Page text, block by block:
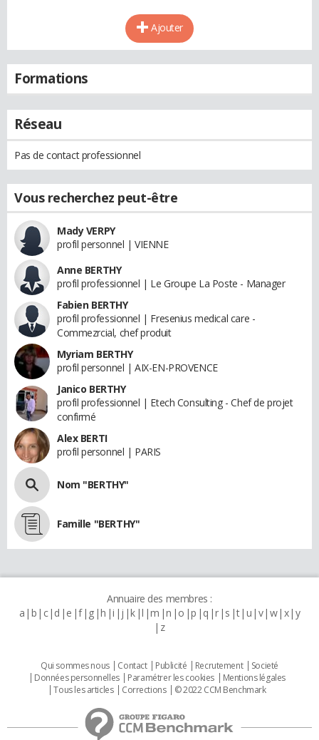
Ajouter
Formations
Réseau
Pas de contact professionnel
Vous recherchez peut-être
Mady VERPY
profil personnel | VIENNE
Anne BERTHY
profil professionnel | Le Groupe La Poste - Manager
Fabien BERTHY
profil professionnel | Fresenius medical care -
Commezrcial, chef produit
Myriam BERTHY
profil personnel | AIX-EN-PROVENCE
Janico BERTHY
profil professionnel | Etech Consulting - Chef de projet
confirmé
Alex BERTI
profil personnel | PARIS
Nom "BERTHY"
Famille "BERTHY"
Annuaire des membres :
a b c d e f g h i j k l m n o p q r s t u v w x y
z
Qui sommes nous Contact Publicité Recrutement
Societé
Données personnelles
Paramétrer les cookies
Mentions légales
Tous les articles
Corrections © 2022 CCM Benchmark